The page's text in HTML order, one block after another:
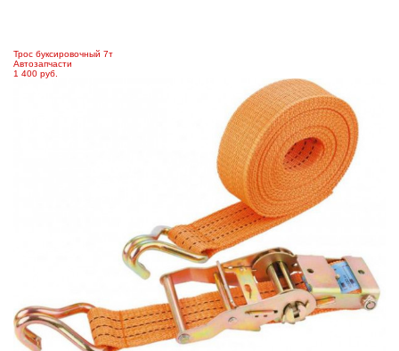
Трос буксировочный 7т
Автозапчасти
1 400 руб.